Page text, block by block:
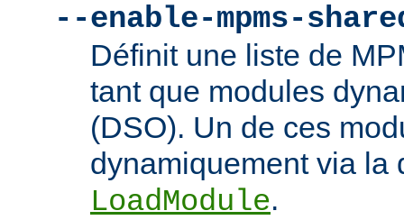
--enable-mpms-
Définit une liste de
tant que modules
(DSO). Un de ces
dynamiquement via la
LoadModule.